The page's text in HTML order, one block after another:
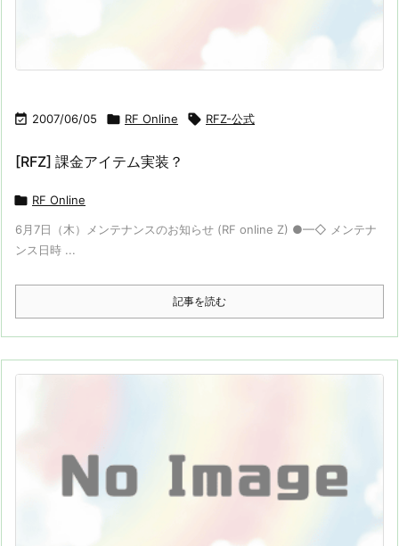
 2007/06/05  RF Online  RFZ-公式
[RFZ] 課金アイテム実装？
 RF Online
6月7日（木）メンテナンスのお知らせ (RF online Z) ●━◇ メンテナ
ンス日時 ...
記事を読む